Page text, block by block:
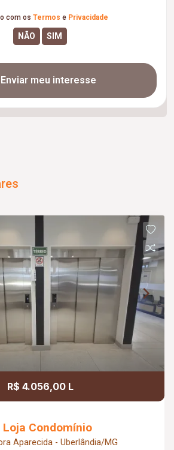
com os Termos e Privacidade
Enviar meu interesse
R$ 4.056,00 L
Condomínio
Aparecida - Uberlândia/MG